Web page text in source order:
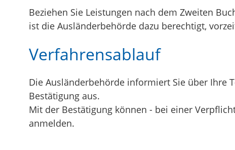
Beziehen Sie Leistungen nach dem Zweiten
ist die Ausländerbehörde dazu berechtigt,
Verfahrensablauf
Die Ausländerbehörde informiert Sie über Ihre
Bestätigung aus.
Mit der Bestätigung können - bei einer
anmelden.